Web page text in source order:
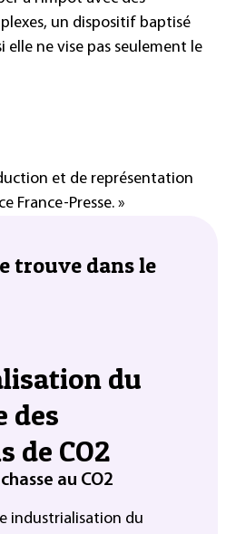
un dispositif baptisé
elle ne vise pas seulement le
et de représentation
France-Presse. »
trouve dans le
du
des
de CO2
au CO2
industrialisation du